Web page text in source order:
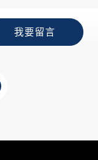
我要留言